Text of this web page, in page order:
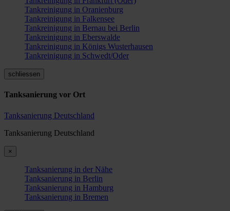
Tankreinigung in Oranienburg
Tankreinigung in Falkensee
Tankreinigung in Bernau bei Berlin
Tankreinigung in Eberswalde
Tankreinigung in Königs Wusterhausen
Tankreinigung in Schwedt/Oder
schliessen
Tanksanierung vor Ort
Tanksanierung Deutschland
Tanksanierung Deutschland
×
Tanksanierung in der Nähe
Tanksanierung in Berlin
Tanksanierung in Hamburg
Tanksanierung in Bremen